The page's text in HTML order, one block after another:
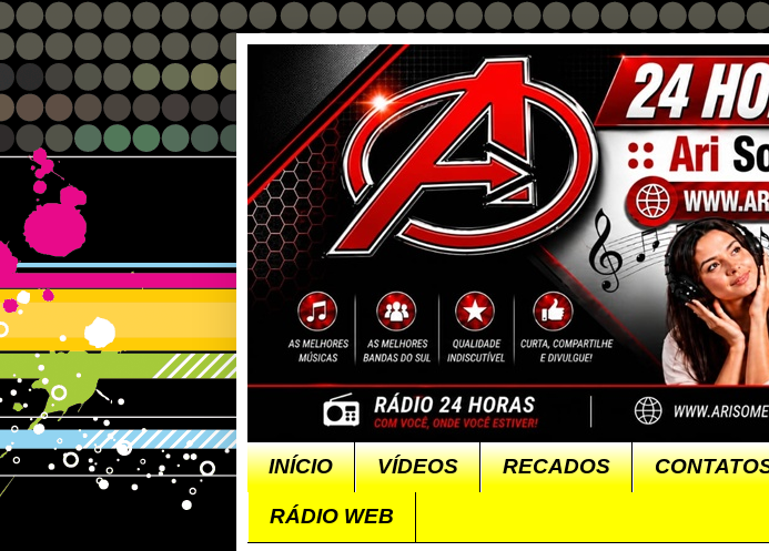
INÍCIO VÍDEOS RECADOS
RÁDIO WEB